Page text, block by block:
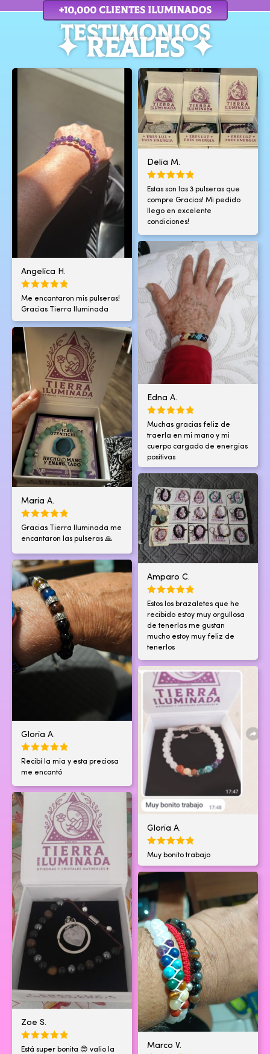
+10,000 cLIENTES ILUMINADOS
TESTIMOnIOS
✦ REALES ✦
Angelica H.
Me encantaron mis pulseras!
Gracias Tierra Iluminada
Delia M.
Estas son las 3 pulseras que
compre Gracias! Mi pedido
llego en excelente
condiciones!
Edna A.
Muchas gracias feliz de
traerla en mi mano y mi
cuerpo cargado de energias
positivas
Maria A.
Gracias Tierra Iluminada me
encantaron las pulseras 🙏
Amparo C.
Estos los brazaletes que he
recibido estoy muy orgullosa
de tenerlas me gustan
mucho estoy muy feliz de
tenerlos
Gloria A.
Recibí la mia y esta preciosa
me encantó
Gloria A.
Muy bonito trabajo
Zoe S.
Está super bonita 😍 valio la
Marco V.